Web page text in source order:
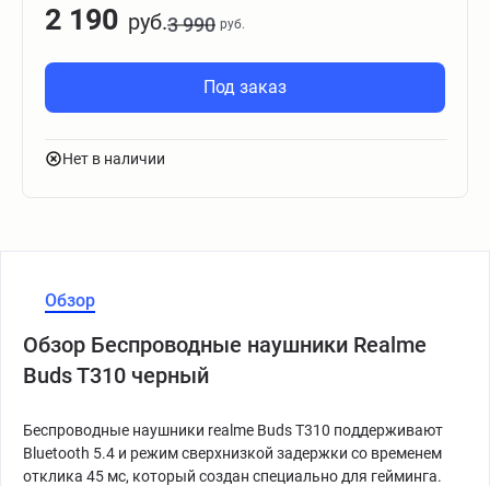
2 190 руб.3 990 руб.
Под заказ
Нет в наличии
Обзор
Обзор Беспроводные наушники Realme
Buds T310 черный
Беспроводные наушники realme Buds Т310 поддерживают
Bluetooth 5.4 и режим сверхнизкой задержки со временем
отклика 45 мс, который создан специально для гейминга.